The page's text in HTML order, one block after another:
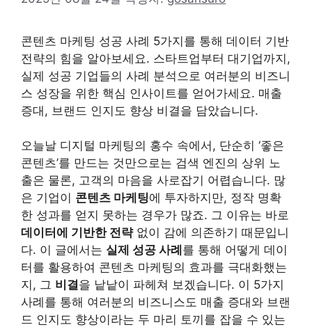
콘텐츠 마케팅 성공 사례 5가지를 통해 데이터 기반
전략의 힘을 알아보세요. 스타트업부터 대기업까지,
실제 성공 기업들의 사례 분석으로 여러분의 비즈니
스 성장을 위한 핵심 인사이트를 얻어가세요. 매출
증대, 브랜드 인지도 향상 비결을 담았습니다.
오늘날 디지털 마케팅의 홍수 속에서, 단순히 ‘좋은
콘텐츠’를 만드는 것만으로는 검색 엔진의 상위 노
출은 물론, 고객의 마음을 사로잡기 어렵습니다. 많
은 기업이 콘텐츠 마케팅에 투자하지만, 정작 명확
한 성과를 얻지 못하는 경우가 많죠. 그 이유는 바로
데이터에 기반한 전략없이 감에 의존하기 때문입니
다. 이 글에서는 실제 성공 사례 를 통해 어떻게 데이
터를 활용하여 콘텐츠 마케팅의 효과를 극대화했는
지, 그 비결을 낱낱이 파헤쳐 보겠습니다. 이 5가지
사례를 통해 여러분의 비즈니스도 매출 증대와 브랜
드 인지도 향상이라는 두 마리 토끼를 잡을 수 있는